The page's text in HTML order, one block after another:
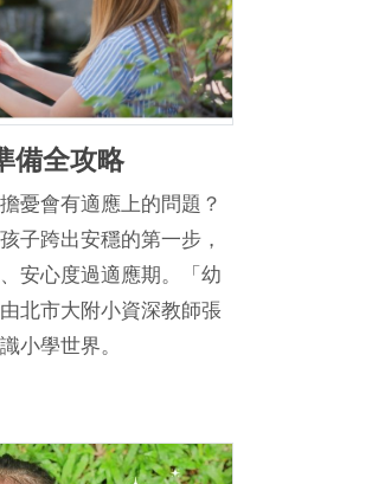
備全攻略
憂會有適應上的問題？
子跨出安穩的第一步，
安心度過適應期。「幼
北市大附小資深教師張
小學世界。